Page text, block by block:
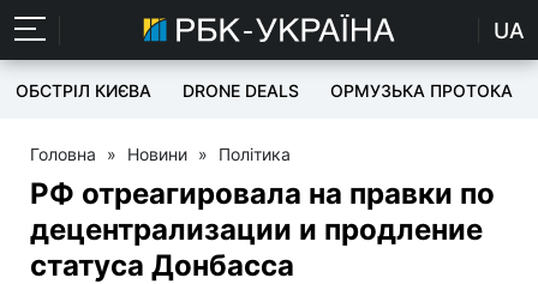
UA
ОБСТРІЛ КИЄВА DRONE DEALS ОРМУЗЬКА ПРОТОКА
Головна » Новини » Політика
РФ отреагировала на правки по
децентрализации и продление
статуса Донбасса